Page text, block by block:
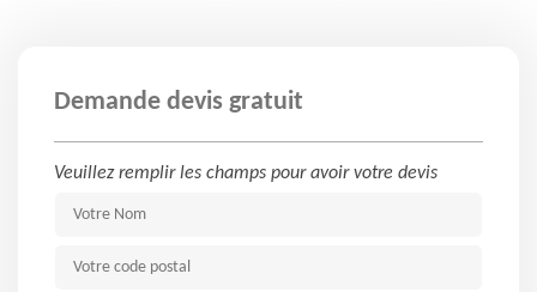
Demande devis gratuit
Veuillez remplir les champs pour avoir votre devis